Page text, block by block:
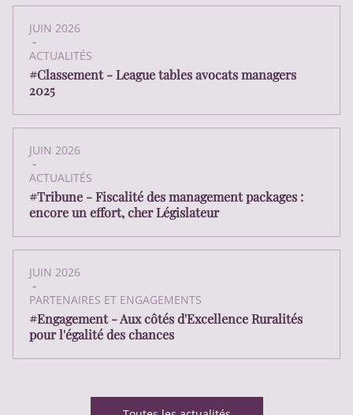
JUIN 2026
-
ACTUALITÉS
#Classement - League tables avocats managers
2025
JUIN 2026
-
ACTUALITÉS
#Tribune - Fiscalité des management packages :
encore un effort, cher Législateur
JUIN 2026
-
PARTENAIRES ET ENGAGEMENTS
#Engagement - Aux côtés d'Excellence Ruralités
pour l'égalité des chances